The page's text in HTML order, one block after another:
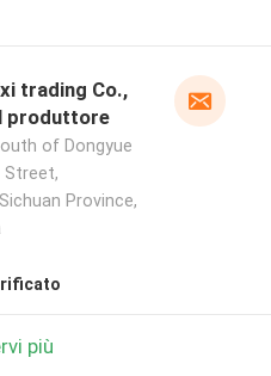
trading Co.,
produttore
of Dongyue
Street,
Province,
più